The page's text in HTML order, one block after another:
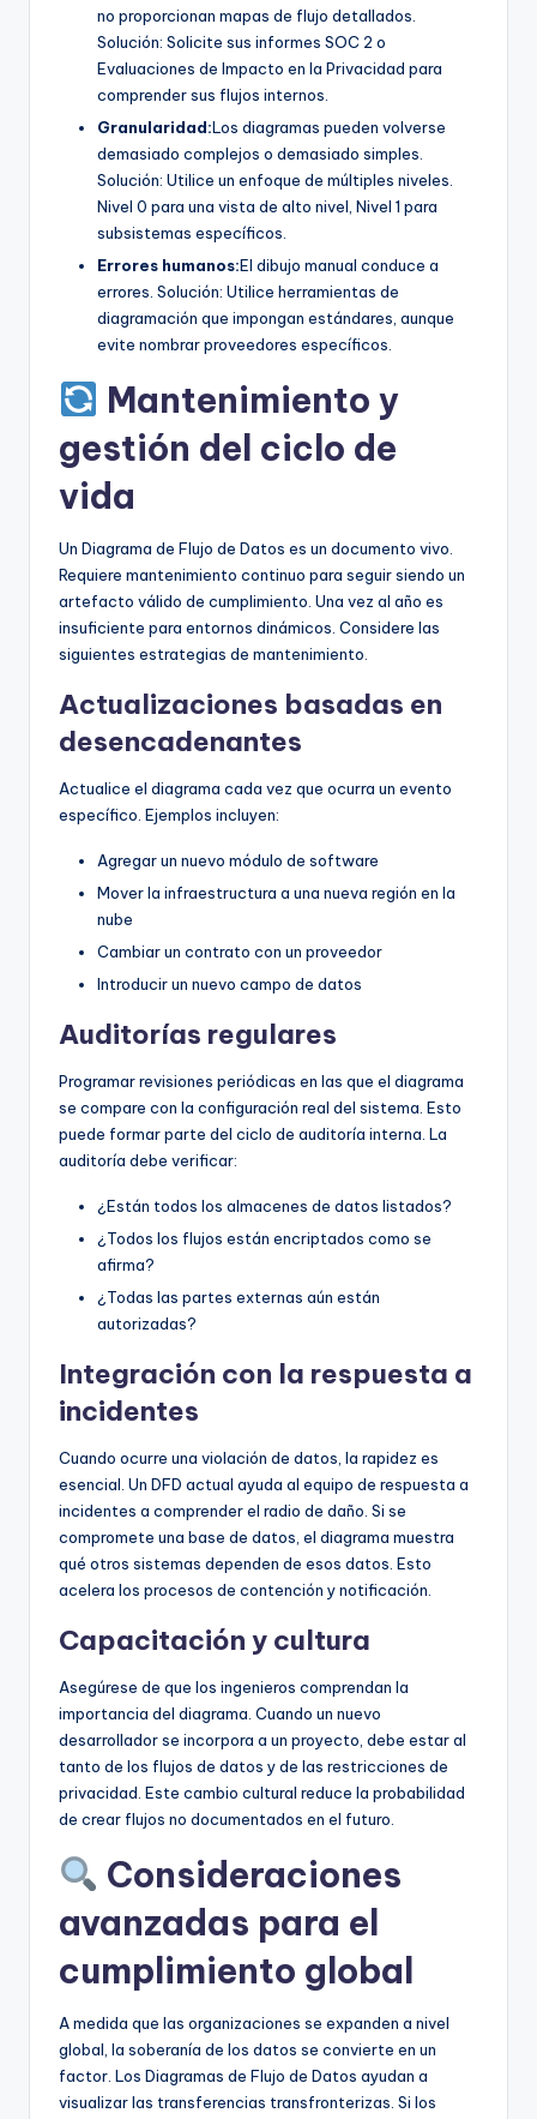
no proporcionan mapas de flujo detallados.
Solución: Solicite sus informes SOC 2 o
Evaluaciones de Impacto en la Privacidad para
comprender sus flujos internos.
Granularidad:Los diagramas pueden volverse
demasiado complejos o demasiado simples.
Solución: Utilice un enfoque de múltiples niveles.
Nivel 0 para una vista de alto nivel, Nivel 1 para
subsistemas específicos.
Errores humanos:El dibujo manual conduce a
errores. Solución: Utilice herramientas de
diagramación que impongan estándares, aunque
evite nombrar proveedores específicos.
Mantenimiento y
gestión del ciclo de
vida
Un Diagrama de Flujo de Datos es un documento vivo.
Requiere mantenimiento continuo para seguir siendo un
artefacto válido de cumplimiento. Una vez al año es
insuficiente para entornos dinámicos. Considere las
siguientes estrategias de mantenimiento.
Actualizaciones basadas en
desencadenantes
Actualice el diagrama cada vez que ocurra un evento
específico. Ejemplos incluyen:
Agregar un nuevo módulo de software
Mover la infraestructura a una nueva región en la
nube
Cambiar un contrato con un proveedor
Introducir un nuevo campo de datos
Auditorías regulares
Programar revisiones periódicas en las que el diagrama
se compare con la configuración real del sistema. Esto
puede formar parte del ciclo de auditoría interna. La
auditoría debe verificar:
¿Están todos los almacenes de datos listados?
¿Todos los flujos están encriptados como se
afirma?
¿Todas las partes externas aún están
autorizadas?
Integración con la respuesta a
incidentes
Cuando ocurre una violación de datos, la rapidez es
esencial. Un DFD actual ayuda al equipo de respuesta a
incidentes a comprender el radio de daño. Si se
compromete una base de datos, el diagrama muestra
qué otros sistemas dependen de esos datos. Esto
acelera los procesos de contención y notificación.
Capacitación y cultura
Asegúrese de que los ingenieros comprendan la
importancia del diagrama. Cuando un nuevo
desarrollador se incorpora a un proyecto, debe estar al
tanto de los flujos de datos y de las restricciones de
privacidad. Este cambio cultural reduce la probabilidad
de crear flujos no documentados en el futuro.
Consideraciones
avanzadas para el
cumplimiento global
A medida que las organizaciones se expanden a nivel
global, la soberanía de los datos se convierte en un
factor. Los Diagramas de Flujo de Datos ayudan a
visualizar las transferencias transfronterizas. Si los